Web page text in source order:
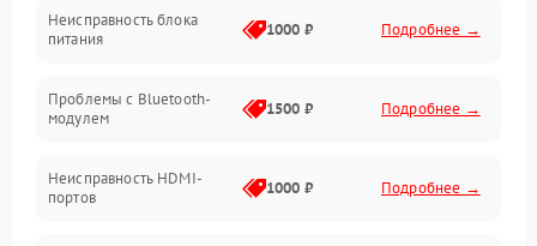
Связь
Программное обеспечение
Неисправность блока
питания
1000 ₽ Подробнее →
Проблемы с Bluetooth-
модулем
1500 ₽ Подробнее →
Неисправность HDMI-
портов
1000 ₽ Подробнее →